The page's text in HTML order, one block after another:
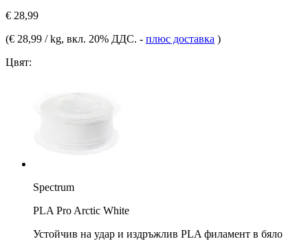
€ 28,99
(€ 28,99 / kg, вкл. 20% ДДС. - плюс доставка )
Цвят:
Spectrum
PLA Pro Arctic White
Устойчив на удар и издръжлив PLA филамент в бяло